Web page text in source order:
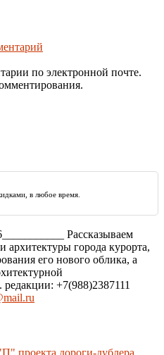
по электронной почте.
в любое время.
Рассказываем
архитектуры города курорта,
его нового облика, а
+7(988)2387111
проекта дороги-дублера